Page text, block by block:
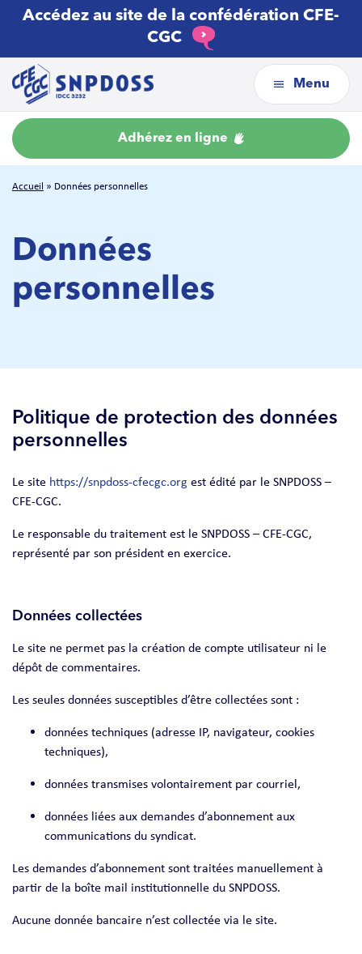
Accédez au site de la confédération CFE-
CGC
Menu
Adhérez en ligne
Accueil » Données personnelles
Données
personnelles
Politique de protection des données
personnelles
Le site https://snpdoss-cfecgc.org est édité par le SNPDOSS –
CFE-CGC.
Le responsable du traitement est le SNPDOSS – CFE-CGC,
représenté par son président en exercice.
Données collectées
Le site ne permet pas la création de compte utilisateur ni le
dépôt de commentaires.
Les seules données susceptibles d’être collectées sont :
données techniques (adresse IP, navigateur, cookies
techniques),
données transmises volontairement par courriel,
données liées aux demandes d’abonnement aux
communications du syndicat.
Les demandes d’abonnement sont traitées manuellement à
partir de la boîte mail institutionnelle du SNPDOSS.
Aucune donnée bancaire n’est collectée via le site.